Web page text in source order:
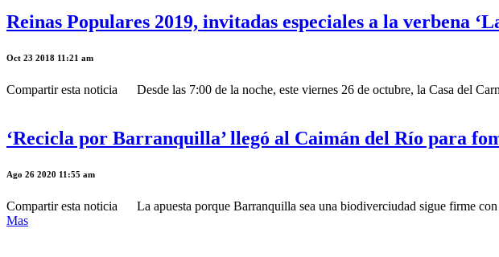
Reinas Populares 2019, invitadas especiales a la verbena
Oct 23 2018 11:21 am
Compartir esta noticia Desde las 7:00 de la noche, este viernes 26 de octubre, la Casa del
‘Recicla por Barranquilla’ llegó al Caimán del Río para
Ago 26 2020 11:55 am
Compartir esta noticia La apuesta porque Barranquilla sea una biodiverciudad sigue firme con
Mas